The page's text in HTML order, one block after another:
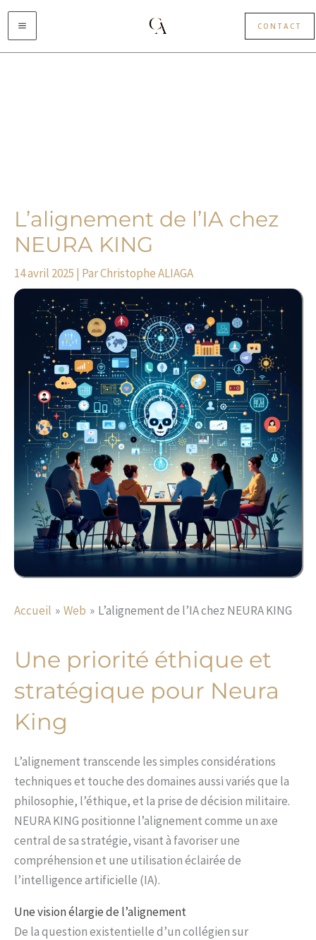
Aller
contenu
CONTACT
L’alignement de l’IA chez
NEURA KING
14 avril 2025 | ParChristophe ALIAGA
Accueil Web L’alignement de l’IA chez NEURA KING
Une priorité éthique et
stratégique pour Neura
King
L’alignement transcende les simples considérations
techniques et touche des domaines aussi variés que la
philosophie, l’éthique, et la prise de décision militaire.
NEURA KING positionne l’alignement comme un axe
central de sa stratégie, visant à favoriser une
compréhension et une utilisation éclairée de
l’intelligence artificielle (IA).
Une vision élargie de l’alignement
De la question existentielle d’un collégien sur